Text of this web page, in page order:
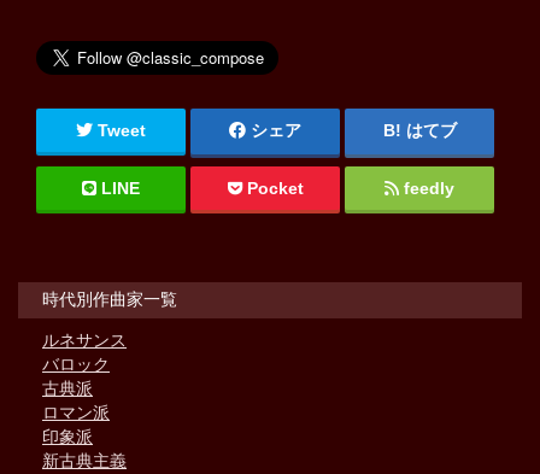
Tweet シェア はてブ
LINE Pocket feedly
時代別作曲家一覧
ルネサンス
バロック
古典派
ロマン派
印象派
新古典主義